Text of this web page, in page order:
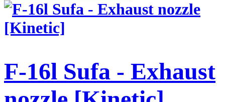
F-16l Sufa - Exhaust